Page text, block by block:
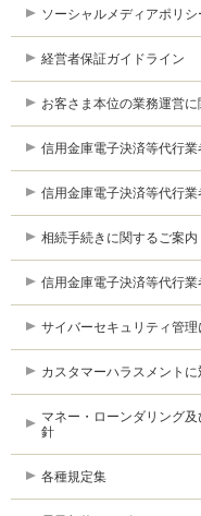
ソーシャルメディアポリシ
経営者保証ガイドライン
お客さま本位の業務運営
信用金庫電子決済等代行
信用金庫電子決済等代行
相続手続きに関するご案内
信用金庫電子決済等代行
サイバーセキュリティ管
カスタマーハラスメント
マネー・ローンダリング
針
各種規定集